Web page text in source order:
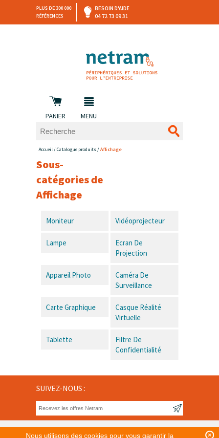
Nous utilisons des cookies pour vous garantir la
PLUS DE 300 000
RÉFÉRENCES
BESOIN D'AIDE
04 72 73 09 31
PANIER MENU
Accueil/Catalogue produits/Affichage
Sous-
catégories de
Affichage
Moniteur Vidéoprojecteur
Lampe
Ecran De
Projection
Appareil Photo
Caméra De
Surveillance
Carte Graphique
Casque Réalité
Virtuelle
Tablette
Filtre De
Confidentialité
SUIVEZ-NOUS :